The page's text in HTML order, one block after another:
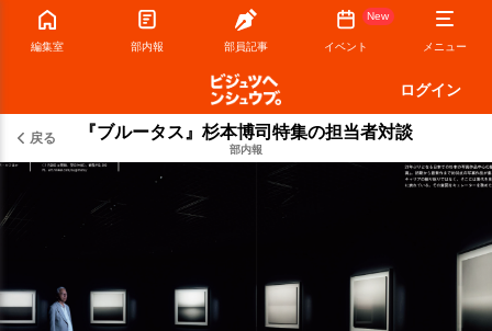
編集室 部内報 部員記事
New
イベント メニュー
ログイン
戻る 『ブルータス』杉本博司特集の担当者対談
部内報